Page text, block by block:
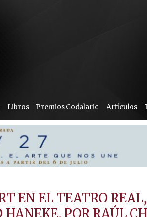
Libros Premios Codalario Artículos
EN EL TEATRO
HANEKE. POR RAÚL